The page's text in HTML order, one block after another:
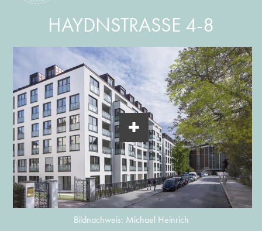
HAYDNSTRASSE 4-8
Bildnachweis: Michael Heinrich